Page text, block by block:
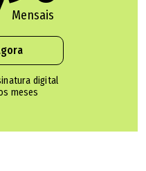
novo diretor para a
indicam a
identificadas,
instruíram a
Mensais
digital
meses